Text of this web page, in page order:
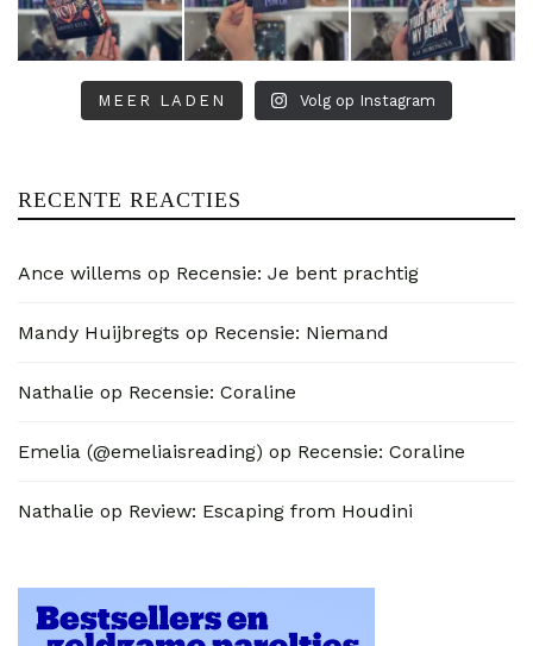
MEER LADEN Volg op Instagram
RECENTE REACTIES
Ance willems op Recensie: Je bent prachtig
Mandy Huijbregts op Recensie: Niemand
Nathalie op Recensie: Coraline
Emelia (@emeliaisreading) op Recensie: Coraline
Nathalie op Review: Escaping from Houdini